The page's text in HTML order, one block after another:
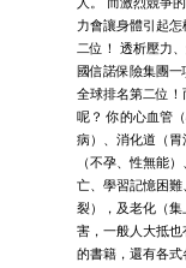
力會讓身體引起
二位！ 透析壓力
國信諾保險集團
全球排名第二位
呢？ 你的心血管
病）、消化道（
（不孕、性無能
亡、學習記憶困
裂），及老化（
害，一般人大抵
的書籍，還有各